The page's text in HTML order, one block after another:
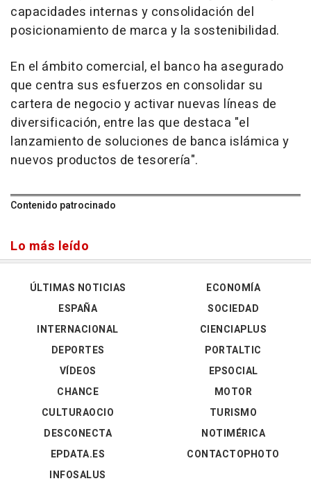
capacidades internas y consolidación del
posicionamiento de marca y la sostenibilidad.
En el ámbito comercial, el banco ha asegurado
que centra sus esfuerzos en consolidar su
cartera de negocio y activar nuevas líneas de
diversificación, entre las que destaca "el
lanzamiento de soluciones de banca islámica y
nuevos productos de tesorería".
Contenido patrocinado
Lo más leído
ÚLTIMAS NOTICIAS
ESPAÑA
INTERNACIONAL
DEPORTES
VÍDEOS
ECONOMÍA
SOCIEDAD
CIENCIAPLUS
PORTALTIC
EPSOCIAL
CHANCE
CULTURAOCIO
DESCONECTA
EPDATA.ES
INFOSALUS
MOTOR
TURISMO
NOTIMÉRICA
CONTACTOPHOTO